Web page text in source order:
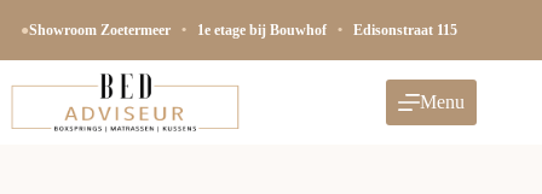
naar
●Showroom Zoetermeer • 1e etage bij Bouwhof • Edisonstraat 115
Menu